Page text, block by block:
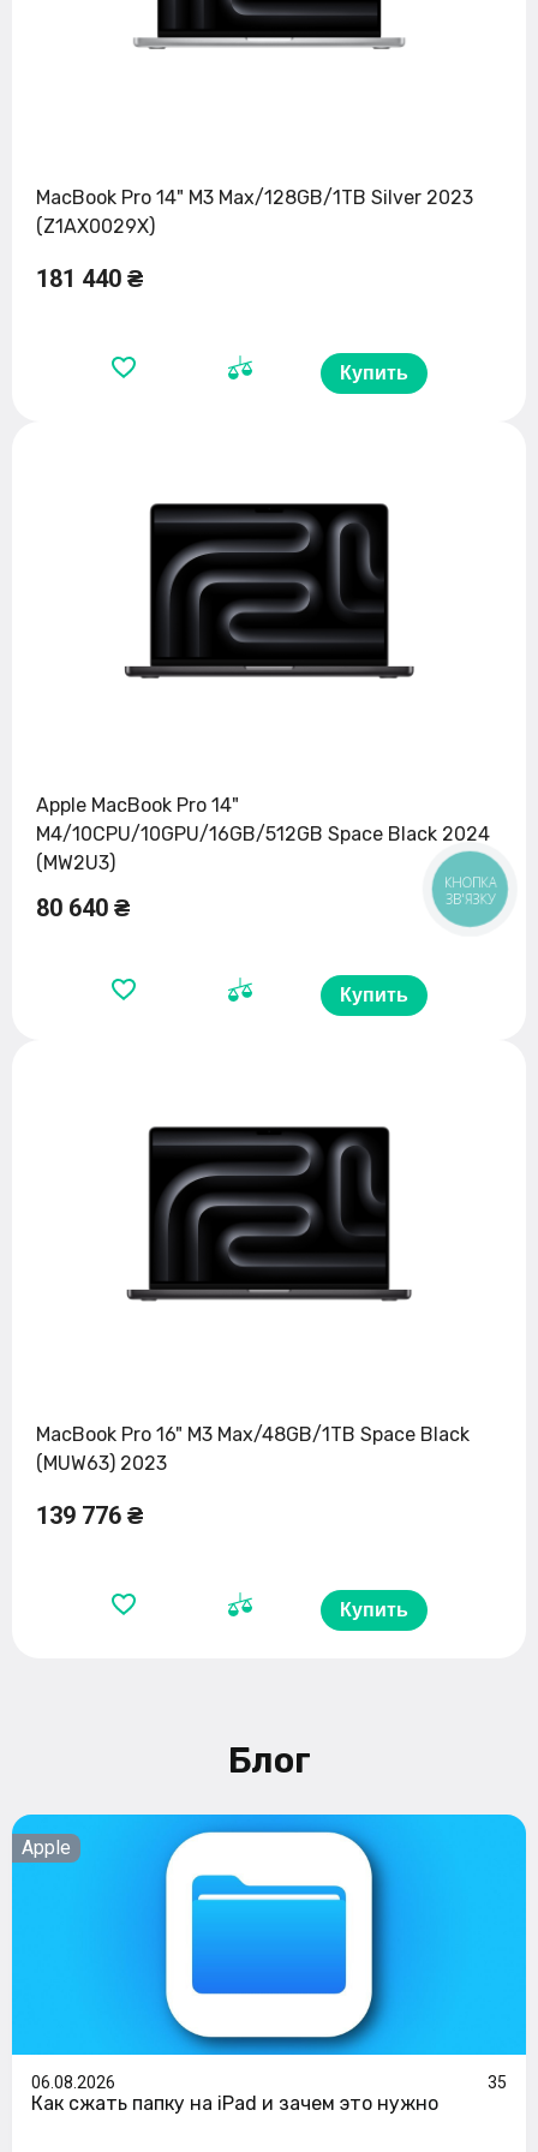
MacBook Pro 14" M3 Max/128GB/1TB Silver 2023
(Z1AX0029X)
181 440 ₴
Купить
Apple MacBook Pro 14"
M4/10CPU/10GPU/16GB/512GB Space Black 2024
(MW2U3)
80 640 ₴
Купить
MacBook Pro 16" M3 Max/48GB/1TB Space Black
(MUW63) 2023
139 776 ₴
Купить
Блог
Apple
06.08.2026 35
Как сжать папку на iPad и зачем это нужно
КНОПКА
ЗВ'ЯЗКУ